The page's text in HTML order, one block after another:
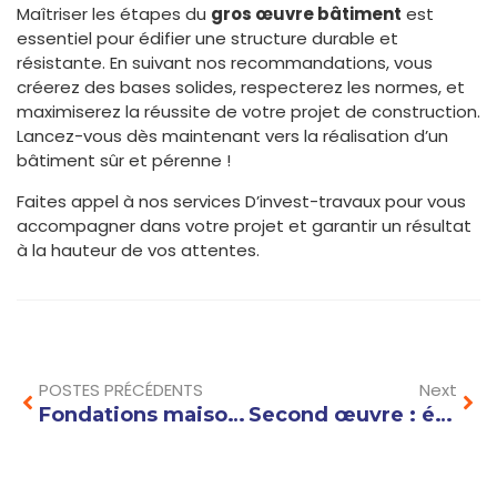
Maîtriser les étapes du gros œuvre bâtiment est
essentiel pour édifier une structure durable et
résistante. En suivant nos recommandations, vous
créerez des bases solides, respecterez les normes, et
maximiserez la réussite de votre projet de construction.
Lancez-vous dès maintenant vers la réalisation d’un
bâtiment sûr et pérenne !
Faites appel à nos services D’invest-travaux pour vous
accompagner dans votre projet et garantir un résultat
à la hauteur de vos attentes.
POSTES PRÉCÉDENTS
Fondations maison : quelle profondeur choisir selon votre type de sol ?
Next
Second œuvre : étapes essentielles pour une rénovation réussie